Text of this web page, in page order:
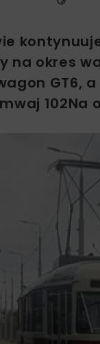
na okres
GT6,
102Na